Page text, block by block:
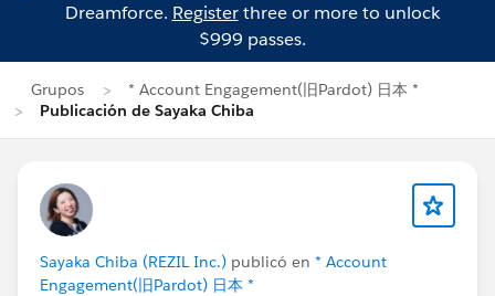
Dreamforce. Registerthree or more to unlock
$999 passes.
Grupos
* Account Engagement(旧Pardot) 日本 *
Publicación de Sayaka Chiba
Sayaka Chiba (REZIL Inc.) publicó en * Account
Engagement(旧Pardot) 日本 *